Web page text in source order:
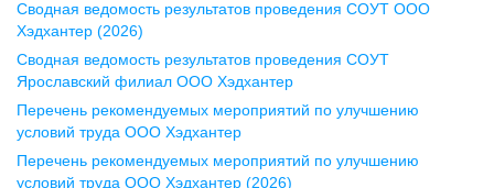
ул. Комиссаржевской, д. 10,
офис 1212
+7 473 280-05-05
pr@vrn.hh.ru
ул. Спартаковская, д. 2А, этаж 3,
Сводная ведомость результатов проведения СОУТ ООО
Хэдхантер (2026)
Сводная ведомость результатов проведения СОУТ
Ярославский филиал ООО Хэдхантер
Перечень рекомендуемых мероприятий по улучшению
условий труда ООО Хэдхантер
Перечень рекомендуемых мероприятий по улучшению
условий труда ООО Хэдхантер (2026)